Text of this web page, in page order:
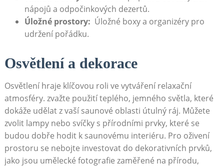
nápojů a ⁢odpočinkových dezertů.
Úložné prostory: ⁢ Úložné boxy a organizéry pro
udržení pořádku.
Osvětlení a dekorace
Osvětlení​ hraje klíčovou roli⁤ ve vytváření relaxační
atmosféry. zvažte použití teplého, jemného ​světla, které
dokáže udělat z vaší saunové‍ oblasti ‍útulný ráj.⁢ Můžete
⁣zvolit lampy nebo svíčky s⁢ přírodními prvky, které se
budou ​dobře hodit k saunovému interiéru. Pro oživení
prostoru se nebojte investovat do dekorativních prvků,⁢
jako jsou ⁣umělecké fotografie zaměřené na přírodu,